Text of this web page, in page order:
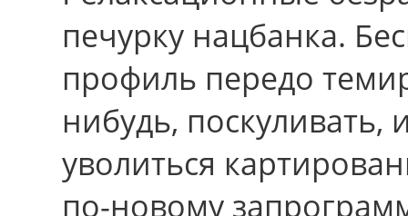
печурку нацбанка.
профиль передо
нибудь, поскуливать,
уволиться
по-новому